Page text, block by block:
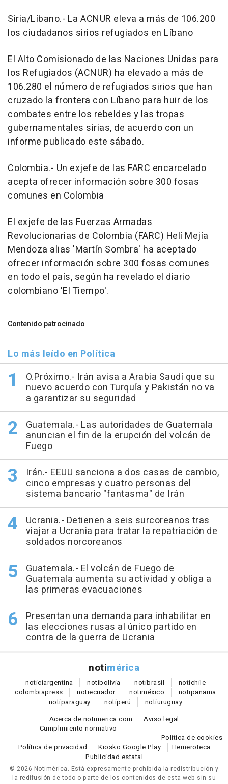
Siria/Líbano.- La ACNUR eleva a más de 106.200
los ciudadanos sirios refugiados en Líbano
El Alto Comisionado de las Naciones Unidas para
los Refugiados (ACNUR) ha elevado a más de
106.280 el número de refugiados sirios que han
cruzado la frontera con Líbano para huir de los
combates entre los rebeldes y las tropas
gubernamentales sirias, de acuerdo con un
informe publicado este sábado.
Colombia.- Un exjefe de las FARC encarcelado
acepta ofrecer información sobre 300 fosas
comunes en Colombia
El exjefe de las Fuerzas Armadas
Revolucionarias de Colombia (FARC) Helí Mejía
Mendoza alias 'Martín Sombra' ha aceptado
ofrecer información sobre 300 fosas comunes
en todo el país, según ha revelado el diario
colombiano 'El Tiempo'.
Contenido patrocinado
Lo más leído en Política
O.Próximo.- Irán avisa a Arabia Saudí que su
nuevo acuerdo con Turquía y Pakistán no va
a garantizar su seguridad
Guatemala.- Las autoridades de Guatemala
anuncian el fin de la erupción del volcán de
Fuego
Irán.- EEUU sanciona a dos casas de cambio,
cinco empresas y cuatro personas del
sistema bancario "fantasma" de Irán
Ucrania.- Detienen a seis surcoreanos tras
viajar a Ucrania para tratar la repatriación de
soldados norcoreanos
Guatemala.- El volcán de Fuego de
Guatemala aumenta su actividad y obliga a
las primeras evacuaciones
Presentan una demanda para inhabilitar en
las elecciones rusas al único partido en
contra de la guerra de Ucrania
notimérica
noticiargentina notibolivia notibrasil notichile
colombiapress notiecuador notiméxico notipanama
notiparaguay notiperú notiuruguay
Acerca de notimerica.com
Aviso legal
Cumplimiento normativo
Política de cookies
Política de privacidad
Kiosko Google Play
Hemeroteca
Publicidad estatal
© 2026 Notimérica. Está expresamente prohibida la redistribución y
la redifusión de todo o parte de los contenidos de esta web sin su